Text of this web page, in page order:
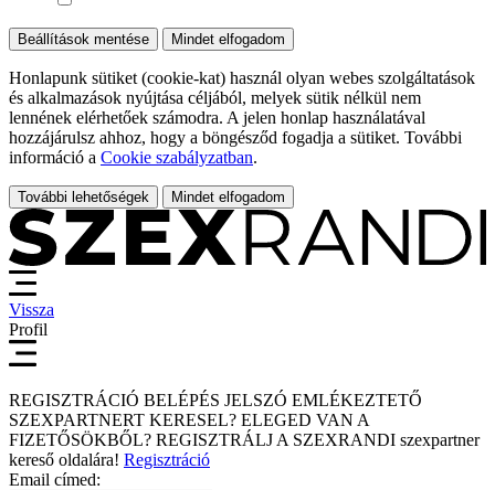
Beállítások mentése Mindet elfogadom
Honlapunk sütiket (cookie-kat) használ olyan webes szolgáltatások
és alkalmazások nyújtása céljából, melyek sütik nélkül nem
lennének elérhetőek számodra. A jelen honlap használatával
hozzájárulsz ahhoz, hogy a böngésződ fogadja a sütiket. További
információ a Cookie szabályzatban.
További lehetőségek Mindet elfogadom
Vissza
Profil
REGISZTRÁCIÓ BELÉPÉS JELSZÓ EMLÉKEZTETŐ
SZEXPARTNERT KERESEL? ELEGED VAN A
FIZETŐSÖKBŐL? REGISZTRÁLJ A SZEXRANDI szexpartner
kereső oldalára! Regisztráció
Email címed: